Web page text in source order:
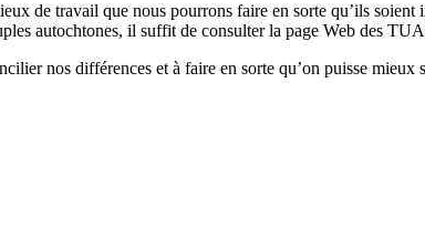
de travail que nous pourrons faire en sorte qu’ils
autochtones, il suffit de consulter la page Web des
nos différences et à faire en sorte qu’on puisse